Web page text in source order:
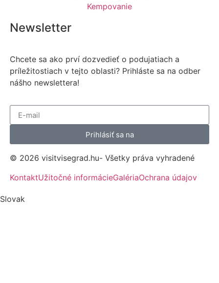
Kempovanie
Newsletter
Chcete sa ako prví dozvedieť o podujatiach a
príležitostiach v tejto oblasti? Prihláste sa na odber
nášho newslettera!
Prihlásiť sa na
© 2026 visitvisegrad.hu- Všetky práva vyhradené
KontaktUžitočné informácieGalériaOchrana údajov
Slovak